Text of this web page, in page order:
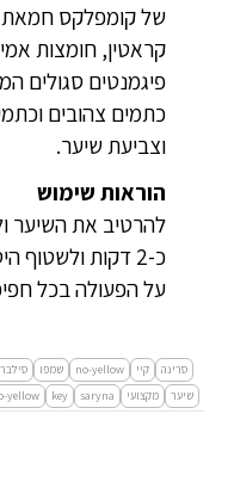
של קומפלקס חמאת
פיגמנטים סגולים
כתמים צהובים
וצביעת שיער.
הוראות שימוש
להרטיב את השיער
כ-2 דקות
על הפעולה בכל
סרינה קיי no-yellow שמפו סילבר
שיער
מקצועי saryna
key
yellow